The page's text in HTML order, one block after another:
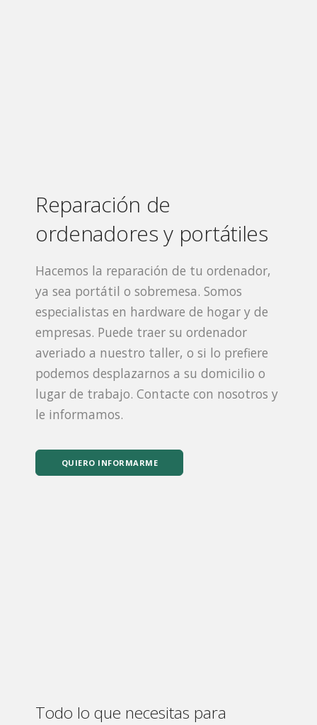
Reparación de
ordenadores y portátiles
Hacemos la reparación de tu ordenador,
ya sea portátil o sobremesa. Somos
especialistas en hardware de hogar y de
empresas. Puede traer su ordenador
averiado a nuestro taller, o si lo prefiere
podemos desplazarnos a su domicilio o
lugar de trabajo. Contacte con nosotros y
le informamos.
QUIERO INFORMARME
Todo lo que necesitas para